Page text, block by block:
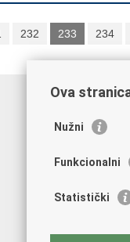
232 233 234
Portal sudova
Državno
Ured za
Hrvatska
Ova
Nužni
Funkcionalni
Statistički